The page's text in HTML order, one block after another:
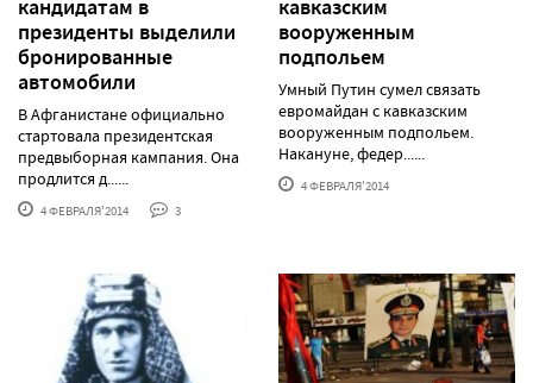
кандидатам в
президенты выделили
бронированные
автомобили
В Афганистане официально
стартовала президентская
предвыборная кампания. Она
продлится д......
4 ФЕВРАЛЯ'2014 3
кавказским
вооруженным
подпольем
Умный Путин сумел связать
евромайдан с кавказским
вооруженным подпольем.
Накануне, федер......
4 ФЕВРАЛЯ'2014